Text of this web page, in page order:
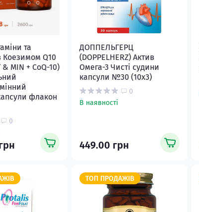
та
Коезимом Q10
& MIN + CoQ-10)
флакон
0
ДОППЕЛЬГЕРЦ
(DOPPELHERZ) Актив
Омега-3 Чисті судини
капсули №30 (10х3)
0
В наявності
449.00 грн
ТОП ПРОДАЖІВ